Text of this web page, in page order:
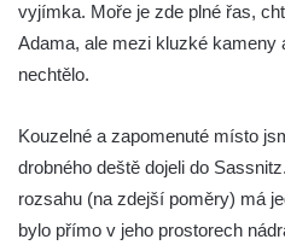
vyjímka. Moře je zde plné řas,
Adama, ale mezi kluzké kameny
nechtělo.
Kouzelné a zapomenuté místo
drobného deště dojeli do
rozsahu (na zdejší poměry) má
bylo přímo v jeho prostorech